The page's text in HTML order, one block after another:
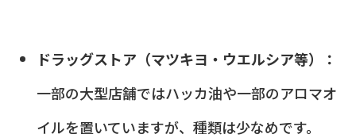
ドラッグストア（マツキヨ・ウエルシア等）：
一部の大型店舗ではハッカ油や一部のアロマオ
イルを置いていますが、種類は少なめです。